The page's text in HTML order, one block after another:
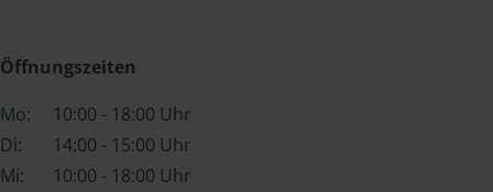
Öffnungszeiten
Mo:
10:00 - 18:00 Uhr
Di:
14:00 - 15:00 Uhr
Mi:
10:00 - 18:00 Uhr